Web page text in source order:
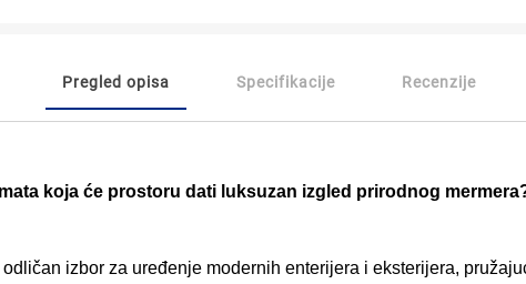
Pregled opisa Specifikacije Recenzije
koja će prostoru dati luksuzan izgled prirodnog
izbor za uređenje modernih enterijera i eksterijera,